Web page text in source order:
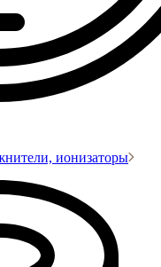
ионизаторы